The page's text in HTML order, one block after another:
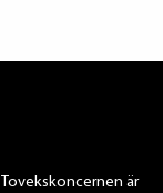
Tovekskoncernen är